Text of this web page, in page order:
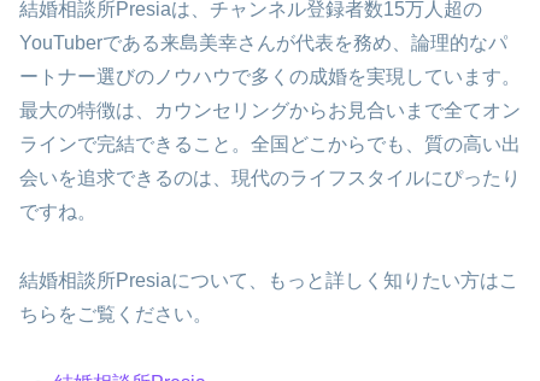
結婚相談所Presiaは、チャンネル登録者数15万人超の
YouTuberである来島美幸さんが代表を務め、論理的なパ
ートナー選びのノウハウで多くの成婚を実現しています。
最大の特徴は、カウンセリングからお見合いまで全てオン
ラインで完結できること。全国どこからでも、質の高い出
会いを追求できるのは、現代のライフスタイルにぴったり
ですね。
結婚相談所Presiaについて、もっと詳しく知りたい方はこ
ちらをご覧ください。